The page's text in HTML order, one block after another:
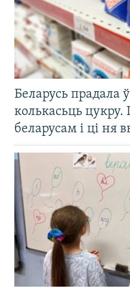
Беларусь прадала
колькасьць цукру.
беларусам і ці ня